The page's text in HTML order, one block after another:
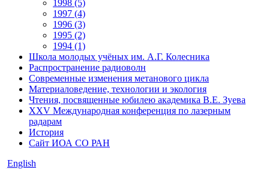
1998 (5)
1997 (4)
1996 (3)
1995 (2)
1994 (1)
Школа молодых учёных им. А.Г. Колесника
Распространение радиоволн
Современные изменения метанового цикла
Материаловедение, технологии и экология
Чтения, посвященные юбилею академика В.Е. Зуева
XXV Международная конференция по лазерным
радарам
История
Сайт ИОА СО РАН
English